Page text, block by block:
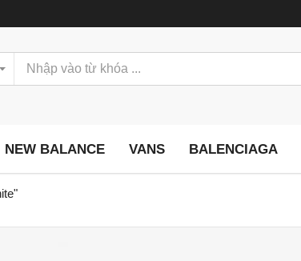
NEW BALANCE VANS BALENCIAGA